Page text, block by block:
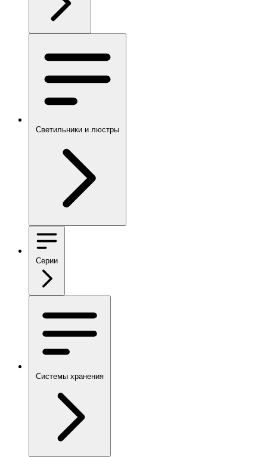
Светильники и люстры
Серии
Системы хранения